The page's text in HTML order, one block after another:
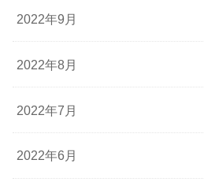
2022年9月
2022年8月
2022年7月
2022年6月